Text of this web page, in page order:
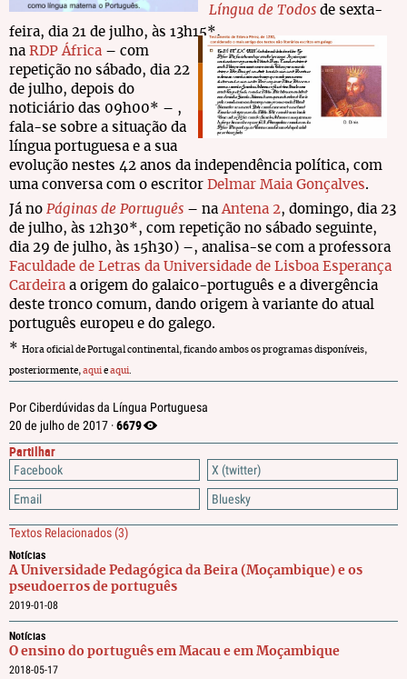
Por Ciberdúvidas da Língua Portuguesa
20 de julho de 2017 ·6679
Partilhar
Facebook
X (twitter)
Email
Bluesky
Textos Relacionados (3)
Notícias
A Universidade Pedagógica da Beira (Moçambique) e os
pseudoerros de português
2019-01-08
Notícias
O ensino do português em Macau e em Moçambique
2018-05-17
Língua de Todos de sexta-
feira, dia 21 de julho, às 13h15*,
na RDP África – com
repetição no sábado, dia 22
de julho, depois do
noticiário das 09h00* – ,
fala-se sobre a situação da
língua portuguesa e a sua
evolução nestes 42 anos da independência política, com
uma conversa com o escritor Delmar Maia Gonçalves.
Já no Páginas de Português – naAntena 2, domingo, dia 23
de julho, às 12h30*, com repetição no sábado seguinte,
dia 29 de julho, às 15h30) –, analisa-se com a professora
Faculdade de Letras da Universidade de Lisboa Esperança
Cardeira a origem do galaico-português e a divergência
deste tronco comum, dando origem à variante do atual
português europeu e do galego.
* Hora oficial de Portugal continental, ficando ambos os programas disponíveis,
posteriormente, aqui e aqui.